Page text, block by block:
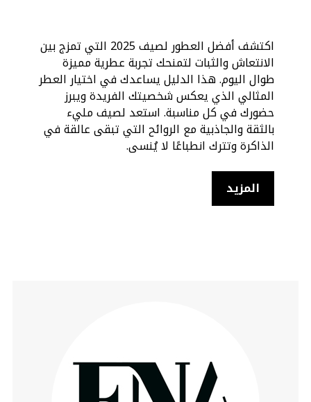
اكتشف أفضل العطور لصيف 2025 التي تمزج بين
الانتعاش والثبات لتمنحك تجربة عطرية مميزة
طوال اليوم. هذا الدليل يساعدك في اختيار العطر
المثالي الذي يعكس شخصيتك الفريدة ويبرز
حضورك في كل مناسبة. استعد لصيف مليء
بالثقة والجاذبية مع الروائح التي تبقى عالقة في
الذاكرة وتترك انطباعًا لا يُنسى.
المزيد